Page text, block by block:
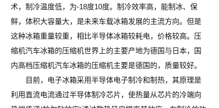
术，制冷温度低，为-18度10度。制冷效率高，能制冰、保
鲜，体积大容量大，是未来车载冰箱发展的主流方向。但是
这种冰箱重量较重，相比半导体冰箱较耗电，价格较高。压
缩机汽车冰箱的压缩机世界上的主要产地为德国与日本，国
内高档压缩机汽车冰箱的压缩机主要是德国的，质量较好。
目前，电子冰箱采用半导体电子制冷和制热，其原理是
利用直流电流通过半导体制冷芯片，使热量从芯片的冷端向